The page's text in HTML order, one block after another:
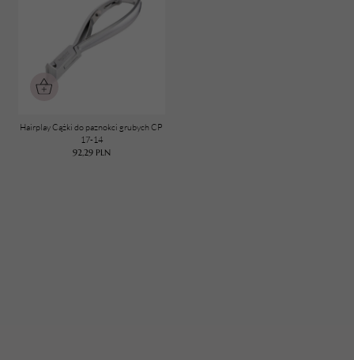
Hairplay Cążki do paznokci grubych CP
17-14
92,29 PLN